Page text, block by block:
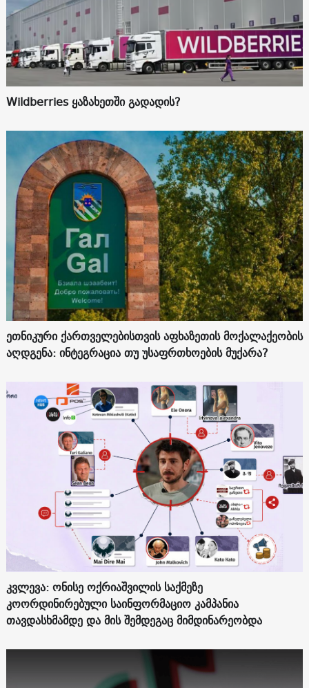
Wildberries ყაზახეთში გადადის?
ეთნიკური ქართველებისთვის აფხაზეთის მოქალაქეობის
აღდგენა: ინტეგრაცია თუ უსაფრთხოების მუქარა?
კვლევა: ონისე ოქრიაშვილის საქმეზე
კოორდინირებული საინფორმაციო კამპანია
თავდასხმამდე და მის შემდეგაც მიმდინარეობდა